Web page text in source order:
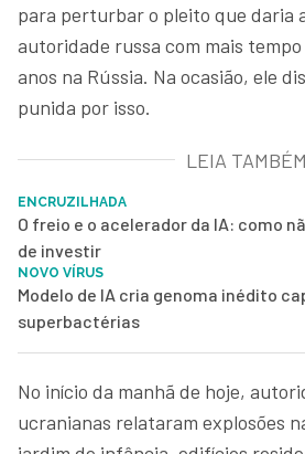
para perturbar o pleito que daria
autoridade russa com mais
anos na Rússia. Na ocasião, ele
punida por isso.
LEIA TAMBÉM
ENCRUZILHADA
O freio e o acelerador da IA: como
de investir
NOVO VÍRUS
Modelo de IA cria genoma inédito
superbactérias
No início da manhã de hoje,
ucranianas relataram explosões